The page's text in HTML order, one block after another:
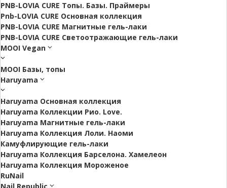
PNB-LOVIA CURE Топы. Базы. Праймеры
Pnb-LOVIA CURE Основная коллекция
PNB-LOVIA CURE Магнитные гель-лаки
PNB-LOVIA CURE Cветоотражающие гель-лаки
MOOI Vegan
MOOI Базы, топы
Haruyama
Haruyama Основная коллекция
Haruyama Коллекции Рио. Love.
Haruyama Магнитные гель-лаки
Haruyama Коллекция Лоли. Наоми
Камуфлирующие гель-лаки
Haruyama Коллекция Барселона. Хамелеон
Haruyama Коллекция Мороженое
RuNail